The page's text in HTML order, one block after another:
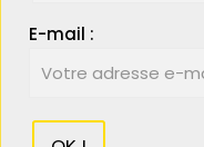
Boostacom
que vous
E-mail :